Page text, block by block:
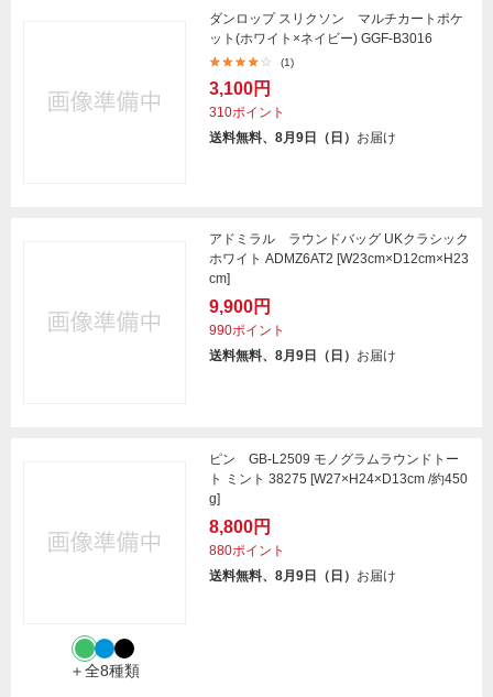
ダンロップ スリクソン マルチカートポケ
ット(ホワイト×ネイビー) GGF-B3016
(1)
3,100円
310ポイント
送料無料、8月9日（日） お届け
アドミラル ラウンドバッグ UKクラシック
ホワイト ADMZ6AT2 [W23cm×D12cm×H23
cm]
9,900円
990ポイント
送料無料、8月9日（日） お届け
＋全8種類
ピン GB-L2509 モノグラムラウンドトー
ト ミント 38275 [W27×H24×D13cm /約450
g]
8,800円
880ポイント
送料無料、8月9日（日） お届け